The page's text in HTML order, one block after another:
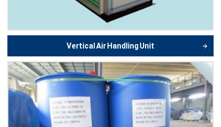
Vertical Air Handling Unit